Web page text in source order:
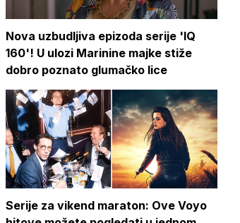
Nova uzbudljiva epizoda serije 'IQ
160'! U ulozi Marinine majke stiže
dobro poznato glumačko lice
Serije za vikend maraton: Ove Voyo